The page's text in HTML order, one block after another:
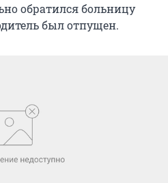
обратился больницу
был отпущен.